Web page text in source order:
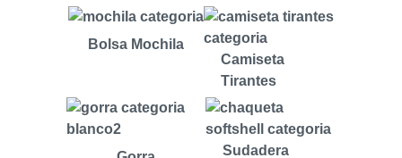
Bolsa Mochila
Camiseta
Tirantes
Sudadera